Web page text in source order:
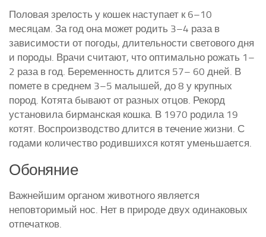
Половая зрелость у кошек наступает к 6–10
месяцам. За год она может родить 3–4 раза в
зависимости от погоды, длительности светового дня
и породы. Врачи считают, что оптимально рожать 1–
2 раза в год. Беременность длится 57– 60 дней. В
помете в среднем 3–5 малышей, до 8 у крупных
пород. Котята бывают от разных отцов. Рекорд
установила бирманская кошка. В 1970 родила 19
котят. Воспроизводство длится в течение жизни. С
годами количество родившихся котят уменьшается.
Обоняние
Важнейшим органом животного является
неповторимый нос. Нет в природе двух одинаковых
отпечатков.